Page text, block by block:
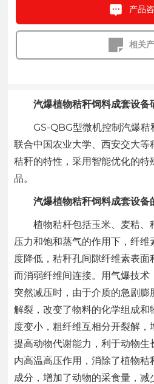
汽爆植物秸秆饲料成套设备
GS-QBG型微机控制汽爆秸
联合中国农业大学、西安交大等
秸秆的特性，采用智能优化的
品。
汽爆植物秸秆饲料成套设备
植物秸杆包括玉米、麦秸、
压力和饱和蒸气的作用下，纤
度降低，秸秆孔间隙纤维素表
而消弱纤维间连接。用气爆技
突然减压时，由于介质的急剧
解裂，改变了物料的化学组成和
度变小，粗纤维互相分开裂解，
提高动物代谢能力，利于动物生
内高温高压作用，消除了植物
成分，增加了动物的采食量，
产品
相关